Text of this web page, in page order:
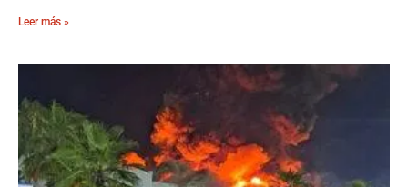
Leer más »